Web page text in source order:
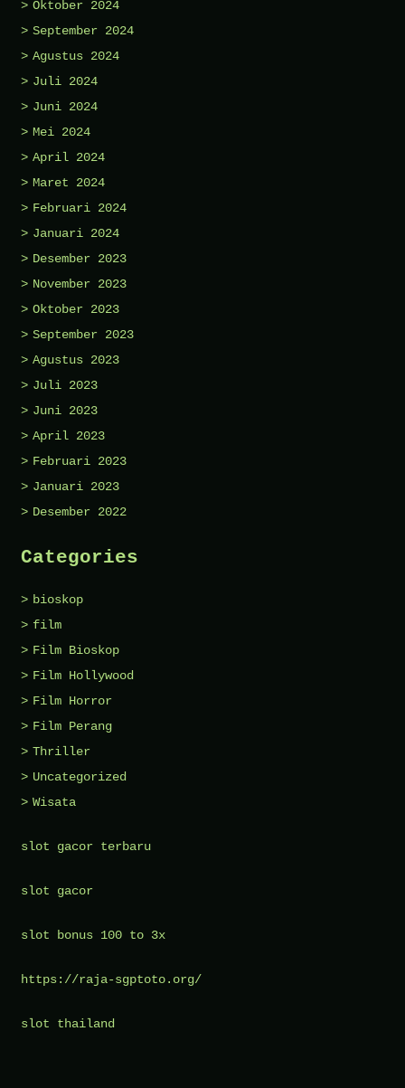
Oktober 2024
September 2024
Agustus 2024
Juli 2024
Juni 2024
Mei 2024
April 2024
Maret 2024
Februari 2024
Januari 2024
Desember 2023
November 2023
Oktober 2023
September 2023
Agustus 2023
Juli 2023
Juni 2023
April 2023
Februari 2023
Januari 2023
Desember 2022
Categories
bioskop
film
Film Bioskop
Film Hollywood
Film Horror
Film Perang
Thriller
Uncategorized
Wisata
slot gacor terbaru
slot gacor
slot bonus 100 to 3x
https://raja-sgptoto.org/
slot thailand